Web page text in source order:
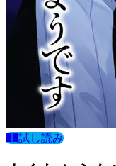
試し読み